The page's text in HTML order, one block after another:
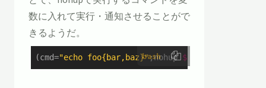
数に入れて実行・通知させることがで
きるようだ。
bash
(cmd="echo foo{bar,baz}";nohup $cmd